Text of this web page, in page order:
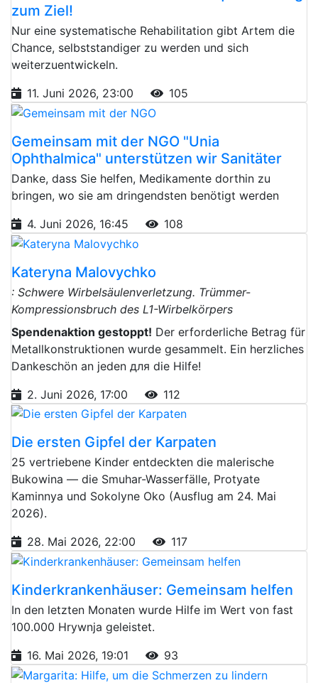
zum Ziel!
Nur eine systematische Rehabilitation gibt Artem die
Chance, selbststandiger zu werden und sich
weiterzuentwickeln.
11. Juni 2026, 23:00
105
Gemeinsam mit der NGO "Unia
Ophthalmica" unterstützen wir Sanitäter
Danke, dass Sie helfen, Medikamente dorthin zu
bringen, wo sie am dringendsten benötigt werden
4. Juni 2026, 16:45
108
Kateryna Malovychko
: Schwere Wirbelsäulenverletzung. Trümmer-
Kompressionsbruch des L1-Wirbelkörpers
Spendenaktion gestoppt! Der erforderliche Betrag für
Metallkonstruktionen wurde gesammelt. Ein herzliches
Dankeschön an jeden для die Hilfe!
2. Juni 2026, 17:00
112
Die ersten Gipfel der Karpaten
25 vertriebene Kinder entdeckten die malerische
Bukowina — die Smuhar-Wasserfälle, Protyate
Kaminnya und Sokolyne Oko (Ausflug am 24. Mai
2026).
28. Mai 2026, 22:00
117
Kinderkrankenhäuser: Gemeinsam helfen
In den letzten Monaten wurde Hilfe im Wert von fast
100.000 Hrywnja geleistet.
16. Mai 2026, 19:01
93